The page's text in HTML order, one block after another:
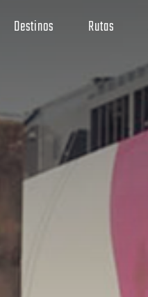
Destinos Rutas